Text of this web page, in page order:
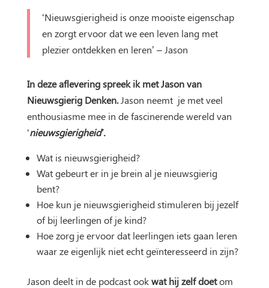
‘Nieuwsgierigheid is onze mooiste eigenschap
en zorgt ervoor dat we een leven lang met
plezier ontdekken en leren’ – Jason
In deze aflevering spreek ik met Jason van
Nieuwsgierig Denken.Jason neemt je met veel
enthousiasme mee in de fascinerende wereld van
‘nieuwsgierigheid’.
Wat is nieuwsgierigheid?
Wat gebeurt er in je brein al je nieuwsgierig
bent?
Hoe kun je nieuwsgierigheid stimuleren bij jezelf
of bij leerlingen of je kind?
Hoe zorg je ervoor dat leerlingen iets gaan leren
waar ze eigenlijk niet echt geïnteresseerd in zijn?
Jason deelt in de podcast ookwat hij zelf doetom